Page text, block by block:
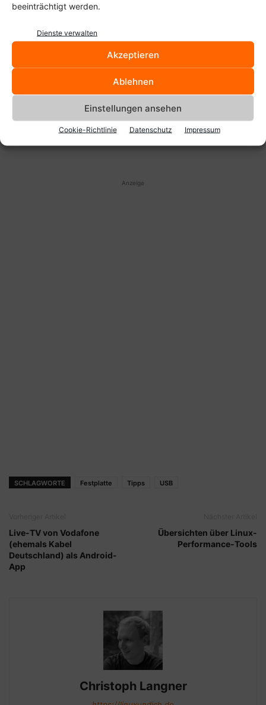
beeinträchtigt werden.
Dienste verwalten
Akzeptieren
Ablehnen
Einstellungen ansehen
Cookie-Richtlinie Datenschutz Impressum
Mit dem richtigen USB-Adapter erkennt das Linux-System sofort die 3
TByte große Festplatte.
Anzeige
SCHLAGWORTE Festplatte Tipps USB
Live-TV von Vodafone
(ehemals Kabel
Deutschland) als Android-
App
Übersichten über Linux-
Performance-Tools
Christoph Langner